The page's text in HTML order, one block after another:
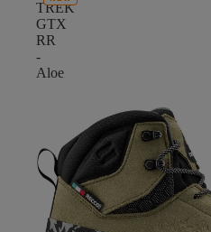
TREK
GTX
RR
-
Aloe